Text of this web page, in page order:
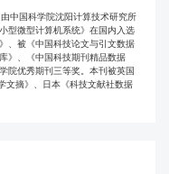
中国科学院沈阳计算技术研究所
型微型计算机系统》在国内入选
、被《中国科技论文与引文数据
》、《中国科技期刊精品数据
院优秀期刊三等奖。本刊被英国
文摘》、日本《科技文献社数据